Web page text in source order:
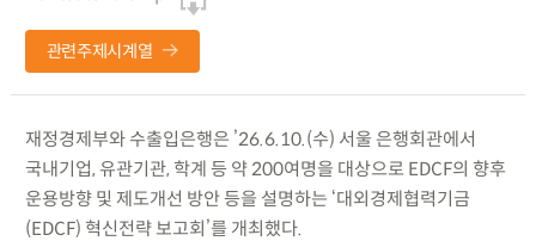
관련주제시계열
재정경제부와 수출입은행은 ’26.6.10.(수) 서울 은행회관에서
국내기업, 유관기관, 학계 등 약 200여명을 대상으로 EDCF의 향후
운용방향 및 제도개선 방안 등을 설명하는 ‘대외경제협력기금
(EDCF) 혁신전략 보고회’를 개최했다.